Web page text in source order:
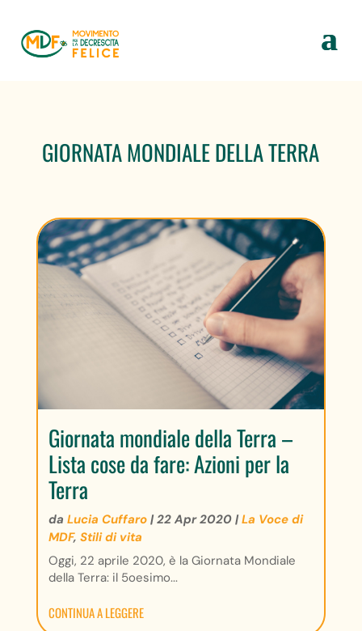
GIORNATA MONDIALE DELLA TERRA
Giornata mondiale della Terra –
Lista cose da fare: Azioni per la
Terra
da Lucia Cuffaro|22 Apr 2020|La Voce di
MDF, Stili di vita
Oggi, 22 aprile 2020, è la Giornata Mondiale
della Terra: il 5oesimo...
CONTINUA A LEGGERE